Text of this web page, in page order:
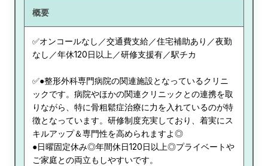
概要
✅オンコールなし／交通費支給／住宅補助あり／夜勤
なし／年休120日以上／研修支援有／駅チカ
✅●整形外科専門病院の関連施設となっているクリニ
ックです。病院やほかの関連クリニックとの連携を取
りながら、特に骨粗鬆症治療に力を入れているのが特
徴となっています。研修制度充実しており、着実にス
キルアップ＆専門性を高められますよ◎
●日曜固定休み◎年間休日120日以上◎プライベートや
ご家庭との両立もしやすいです。